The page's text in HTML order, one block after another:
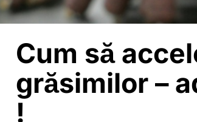
Cum să
grăsimilor –
!